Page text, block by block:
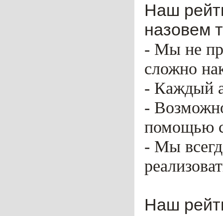
Наш
назовем
- Мы не
сложно
- Каждый
-
помощью
- Мы
Наш